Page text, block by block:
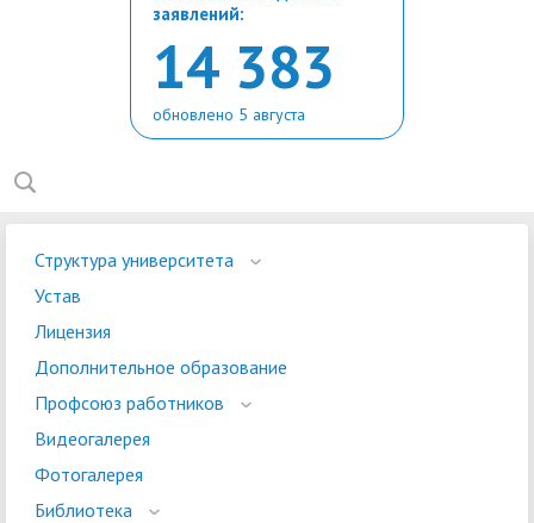
заявлений:
14 383
обновлено 5 августа
Структура университета
Устав
Лицензия
Дополнительное образование
Профсоюз работников
Видеогалерея
Фотогалерея
Библиотека